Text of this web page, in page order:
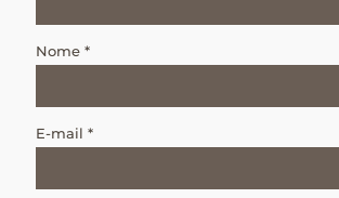
Nome *
E-mail *